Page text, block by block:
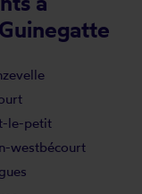
le-petit
westbécourt